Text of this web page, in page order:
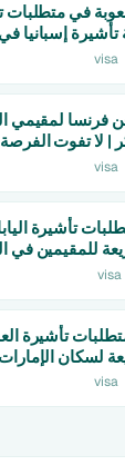
في
محدود الوقتvisa
فرنسا لمقيمي
| لا تفوت
visa
تأشيرة
للمقيمين في
visa
تأشيرة
لسكان
visa